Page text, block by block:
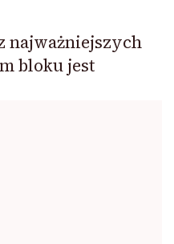
najważniejszych
bloku jest